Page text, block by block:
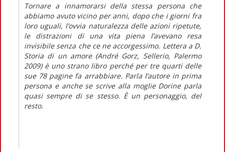
Tornare a innamorarsi della stessa persona che
abbiamo avuto vicino per anni, dopo che i giorni fra
loro uguali, l’ovvia naturalezza delle azioni ripetute,
le distrazioni di una vita piena l’avevano resa
invisibile senza che ce ne accorgessimo. Lettera a D.
Storia di un amore(André Gorz, Sellerio, Palermo
2009) è uno strano libro perché per tre quarti delle
sue 78 pagine fa arrabbiare. Parla l’autore in prima
persona e anche se scrive alla moglie Dorine parla
quasi sempre di se stesso. È un personaggio, del
resto.